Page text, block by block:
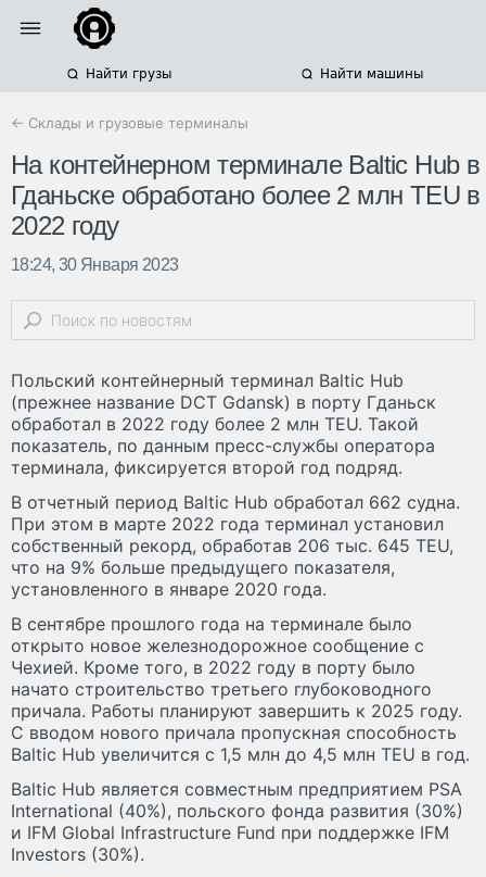
Найти грузы Найти машины
← Склады и грузовые терминалы
На контейнерном терминале Baltic Hub в
Гданьске обработано более 2 млн TEU в
2022 году
18:24, 30 Января 2023
Польский контейнерный терминал Baltic Hub
(прежнее название DCT Gdansk) в порту Гданьск
обработал в 2022 году более 2 млн TEU. Такой
показатель, по данным пресс-службы оператора
терминала, фиксируется второй год подряд.
В отчетный период Baltic Hub обработал 662 судна.
При этом в марте 2022 года терминал установил
собственный рекорд, обработав 206 тыс. 645 TEU,
что на 9% больше предыдущего показателя,
установленного в январе 2020 года.
В сентябре прошлого года на терминале было
открыто новое железнодорожное сообщение с
Чехией. Кроме того, в 2022 году в порту было
начато строительство третьего глубоководного
причала. Работы планируют завершить к 2025 году.
С вводом нового причала пропускная способность
Baltic Hub увеличится с 1,5 млн до 4,5 млн TEU в год.
Baltic Hub является совместным предприятием PSA
International (40%), польского фонда развития (30%)
и IFM Global Infrastructure Fund при поддержке IFM
Investors (30%).